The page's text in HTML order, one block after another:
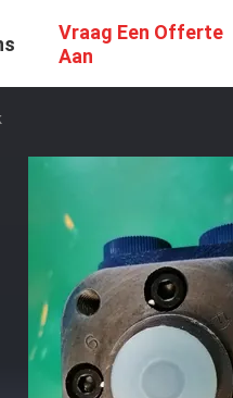
Vraag Een Offerte
Aan